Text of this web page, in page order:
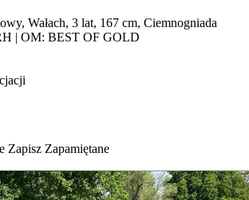
Wałach, 3 lat, 167 cm, Ciemnogniada
| OM: BEST OF GOLD
Zapisz Zapamiętane